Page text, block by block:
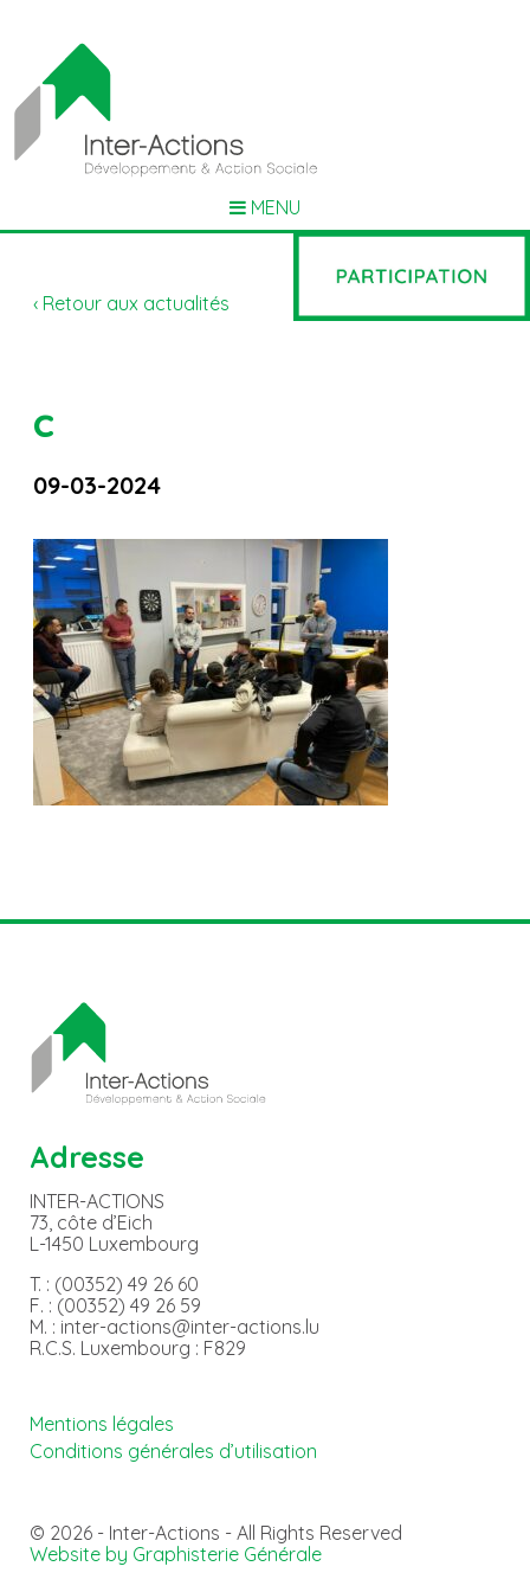
MENU
‹ Retour aux actualités
c
09-03-2024
Adresse
INTER-ACTIONS
73, côte d’Eich
L-1450 Luxembourg
T. : (00352) 49 26 60
F. : (00352) 49 26 59
M. : inter-actions@inter-actions.lu
R.C.S. Luxembourg : F829
Mentions légales
Conditions générales d’utilisation
© 2026 - Inter-Actions - All Rights Reserved
Website by Graphisterie Générale